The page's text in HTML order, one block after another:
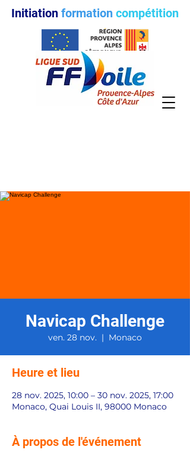
Initiation formation compétition
Navicap Challenge
ven. 28 nov.
  |
Monaco
Heure et lieu
28 nov. 2025, 10:00 – 30 nov. 2025, 17:00
Monaco, Quai Louis II, 98000 Monaco
À propos de l'événement